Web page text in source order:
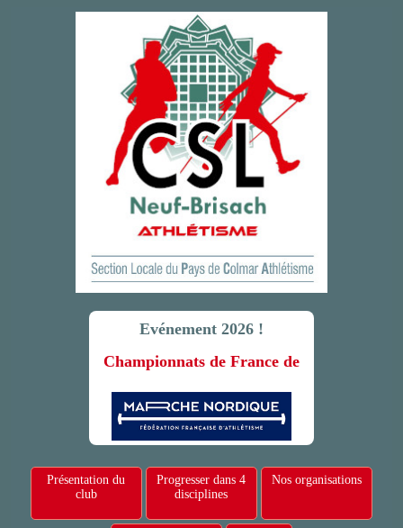
Evénement 2026 !
Championnats de France de
Présentation du
club
Progresser dans 4
disciplines
Nos organisations